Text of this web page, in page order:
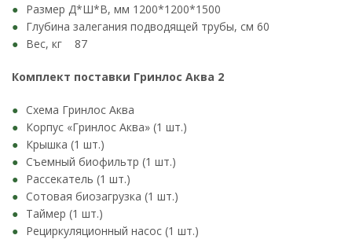
Размер Д*Ш*В, мм 1200*1200*1500
Глубина залегания подводящей трубы, см 60
Вес, кг 87
Комплект поставки Гринлос Аква 2
Схема Гринлос Аква
Корпус «Гринлос Аква» (1 шт.)
Крышка (1 шт.)
Съемный биофильтр (1 шт.)
Рассекатель (1 шт.)
Сотовая биозагрузка (1 шт.)
Таймер (1 шт.)
Рециркуляционный насос (1 шт.)